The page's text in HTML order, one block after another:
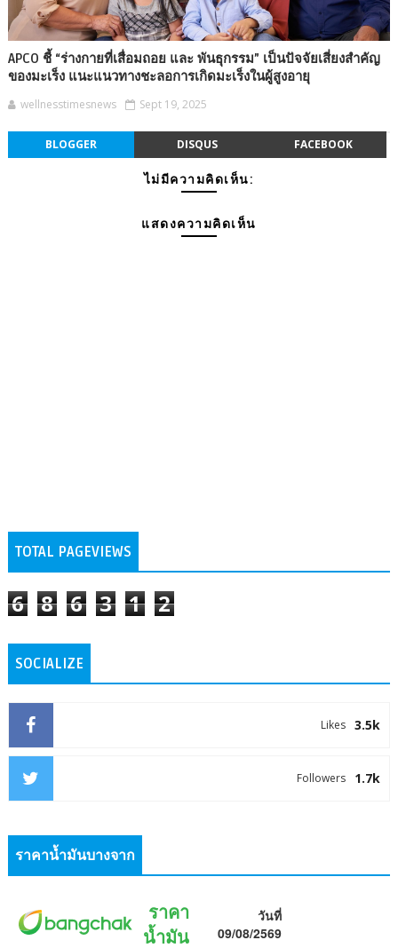
APCO ชี้ “ร่างกายที่เสื่อมถอย และ พันธุกรรม” เป็นปัจจัยเสี่ยงสำคัญ
ของมะเร็ง แนะแนวทางชะลอการเกิดมะเร็งในผู้สูงอายุ
wellnesstimesnews Sept 19, 2025
BLOGGER DISQUS FACEBOOK
ไม่มีความคิดเห็น:
แสดงความคิดเห็น
TOTAL PAGEVIEWS
6 8 6 3 1 2
SOCIALIZE
3.5k
Likes
1.7k
Followers
ราคาน้ำมันบางจาก